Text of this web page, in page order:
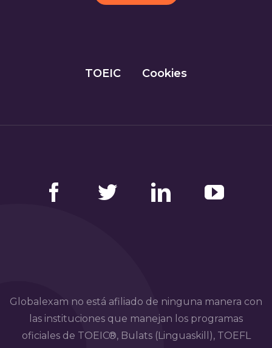
TOEIC Cookies
Globalexam no está afiliado de ninguna manera con
las instituciones que manejan los programas
oficiales de TOEIC®, Bulats (Linguaskill), TOEFL